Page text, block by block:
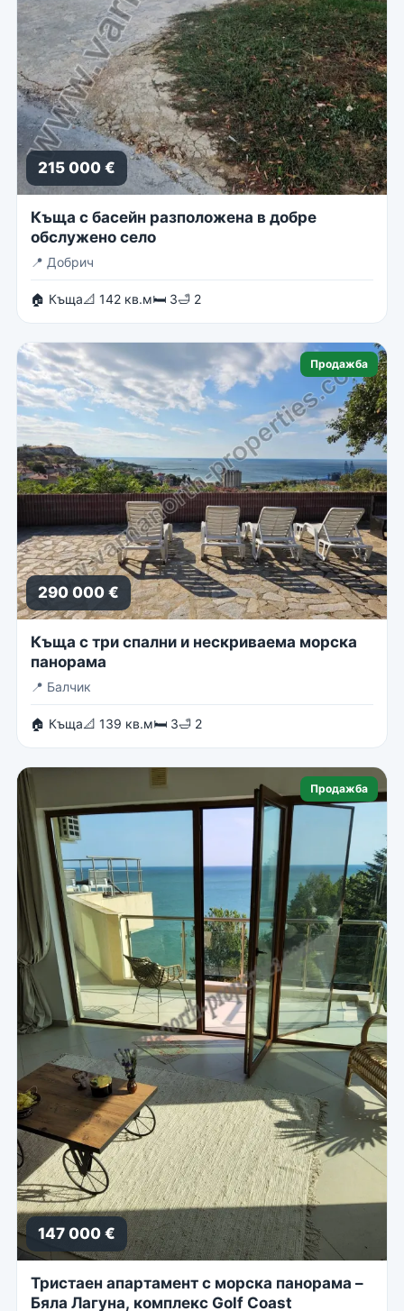
215 000 €
Къща с басейн разположена в добре
обслужено село
📍 Добрич
🏠 Къща📐 142 кв.м🛏 3🛁 2
Продажба
290 000 €
Къща с три спални и нескриваема морска
панорама
📍 Балчик
🏠 Къща📐 139 кв.м🛏 3🛁 2
Продажба
147 000 €
Тристаен апартамент с морска панорама –
Бяла Лагуна, комплекс Golf Coast